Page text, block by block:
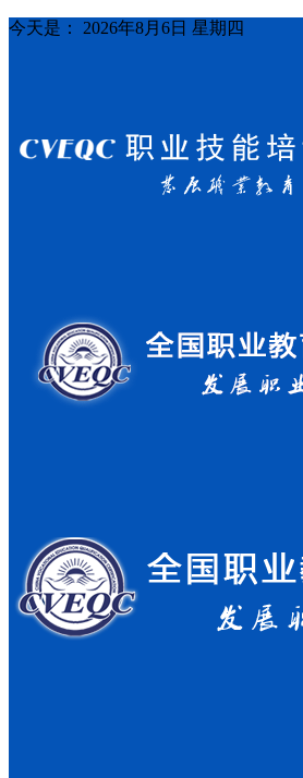
今天是： 2026年8月6日 星期四